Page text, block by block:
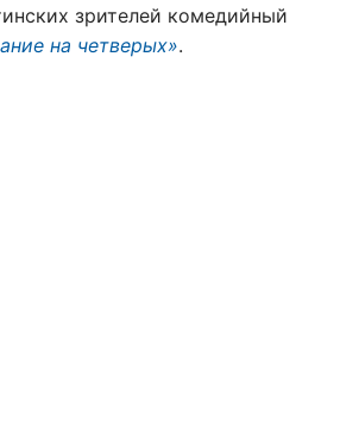
зрителей комедийный
на четверых».